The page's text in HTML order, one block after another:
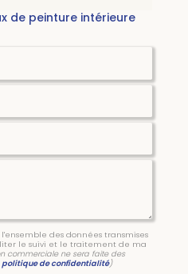
de peinture intérieure
des données transmises
le suivi et le traitement de ma
commerciale ne sera faite des
politique de confidentialité)